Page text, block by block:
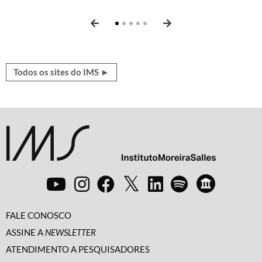
Todos os sites do IMS ►
FALE CONOSCO
ASSINE A NEWSLETTER
ATENDIMENTO A PESQUISADORES